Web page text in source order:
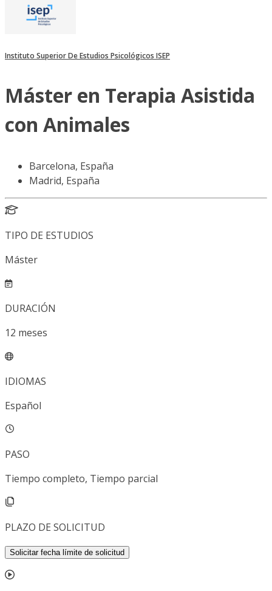
Instituto Superior De Estudios Psicológicos ISEP
Máster en Terapia Asistida
con Animales
Barcelona, España
Madrid, España
TIPO DE ESTUDIOS
Máster
DURACIÓN
12 meses
IDIOMAS
Español
PASO
Tiempo completo, Tiempo parcial
PLAZO DE SOLICITUD
Solicitar fecha límite de solicitud